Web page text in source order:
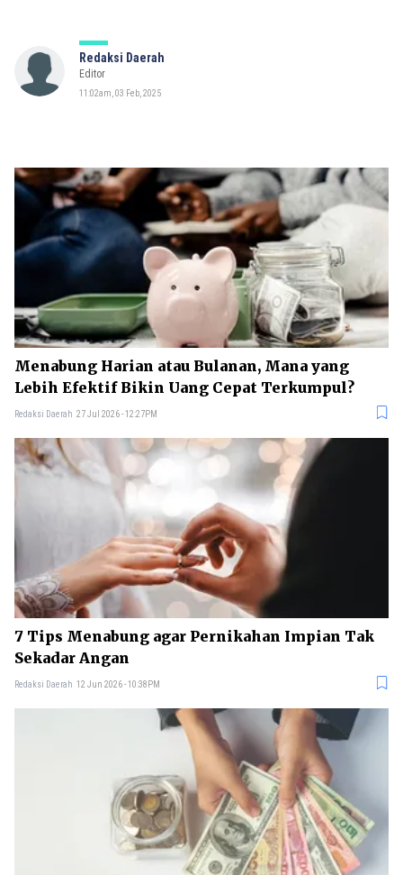
Redaksi Daerah
Editor
11:02am, 03 Feb, 2025
Menabung Harian atau Bulanan, Mana yang
Lebih Efektif Bikin Uang Cepat Terkumpul?
Redaksi Daerah 27 Jul 2026 - 12:27PM
7 Tips Menabung agar Pernikahan Impian Tak
Sekadar Angan
Redaksi Daerah 12 Jun 2026 - 10:38PM